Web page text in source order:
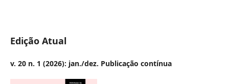
Edição Atual
v. 20 n. 1 (2026): jan./dez. Publicação contínua